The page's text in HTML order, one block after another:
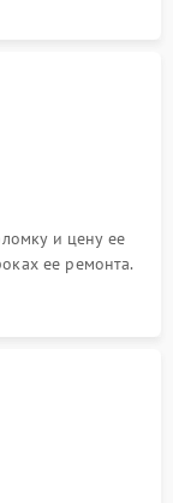
и цену ее
ее ремонта.